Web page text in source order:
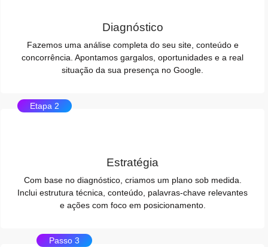
Diagnóstico
Fazemos uma análise completa do seu site, conteúdo e
concorrência. Apontamos gargalos, oportunidades e a real
situação da sua presença no Google.
Etapa 2
Estratégia
Com base no diagnóstico, criamos um plano sob medida.
Inclui estrutura técnica, conteúdo, palavras-chave relevantes
e ações com foco em posicionamento.
Passo 3